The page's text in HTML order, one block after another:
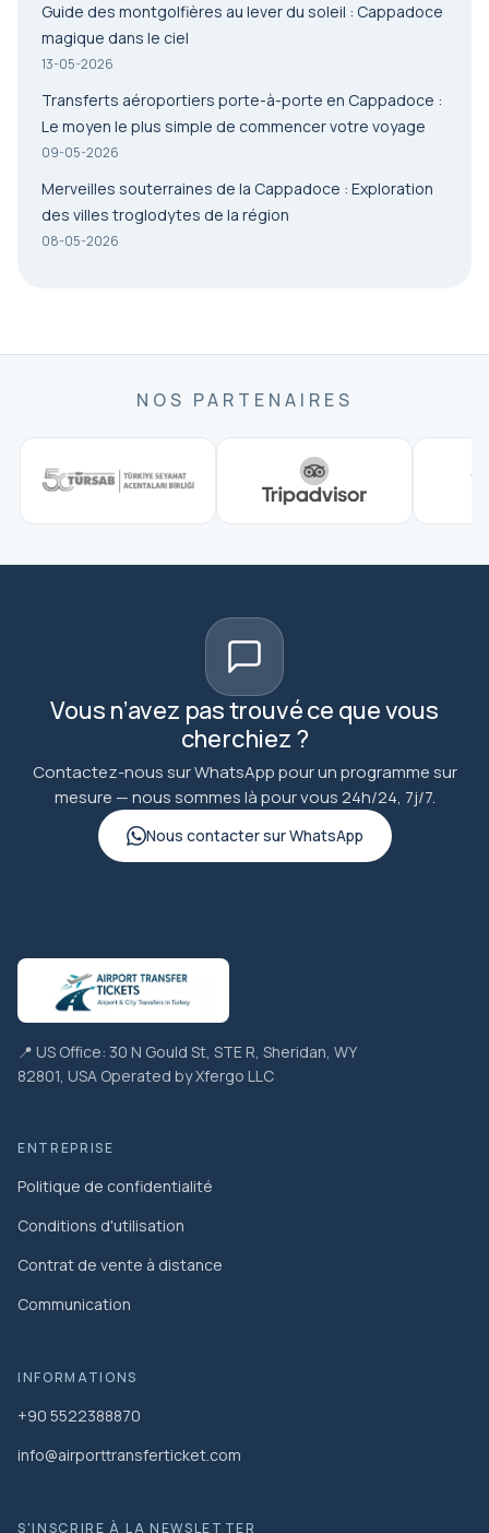
Guide des montgolfières au lever du soleil : Cappadoce
magique dans le ciel
13-05-2026
Transferts aéroportiers porte-à-porte en Cappadoce :
Le moyen le plus simple de commencer votre voyage
09-05-2026
Merveilles souterraines de la Cappadoce : Exploration
des villes troglodytes de la région
08-05-2026
NOS PARTENAIRES
Vous n’avez pas trouvé ce que vous
cherchiez ?
Contactez-nous sur WhatsApp pour un programme sur
mesure — nous sommes là pour vous 24h/24, 7j/7.
Nous contacter sur WhatsApp
📍 US Office: 30 N Gould St, STE R, Sheridan, WY
82801, USA Operated by Xfergo LLC
ENTREPRISE
Politique de confidentialité
Conditions d'utilisation
Contrat de vente à distance
Communication
INFORMATIONS
+90 5522388870
info@airporttransferticket.com
S'INSCRIRE À LA NEWSLETTER